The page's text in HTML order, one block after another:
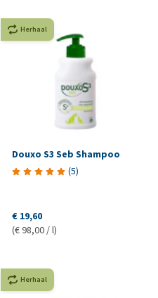
Herhaal
Douxo S3 Seb Shampoo
(5)
€ 19,60
(€ 98,00 / l)
Herhaal